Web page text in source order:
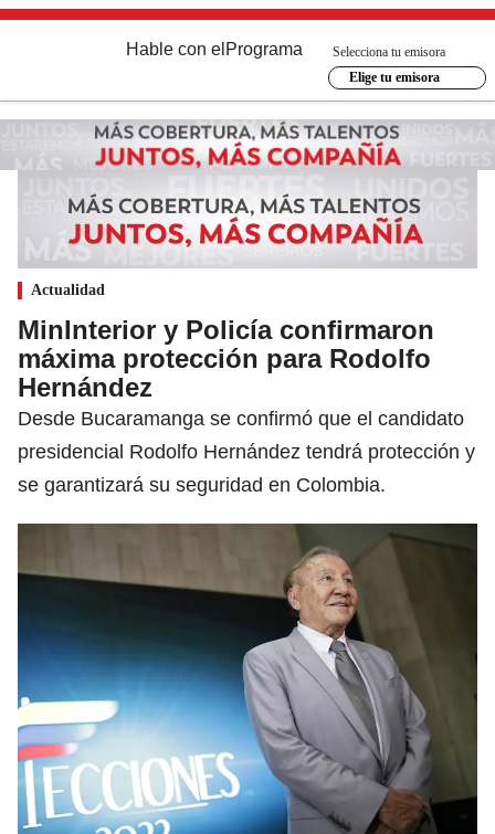
Hable con el Programa
Selecciona tu emisora
Elige tu emisora
Actualidad
MinInterior y Policía confirmaron
máxima protección para Rodolfo
Hernández
Desde Bucaramanga se confirmó que el candidato
presidencial Rodolfo Hernández tendrá protección y
se garantizará su seguridad en Colombia.